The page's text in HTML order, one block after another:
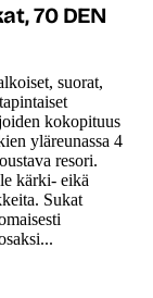
70 DEN
suorat,
kokopituus
yläreunassa 4
resori.
kärki- eikä
Sukat